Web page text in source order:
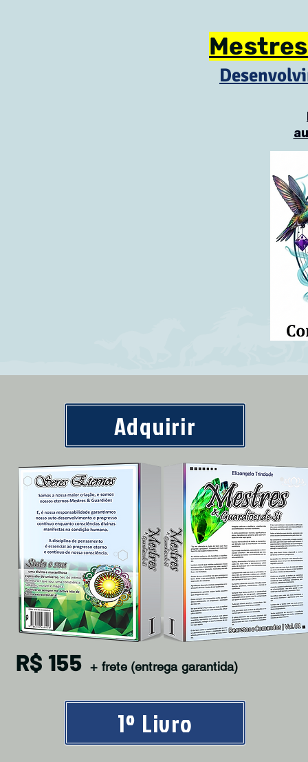
Adquirir
R$ 155 + frete (entrega garantida)
1º Livro